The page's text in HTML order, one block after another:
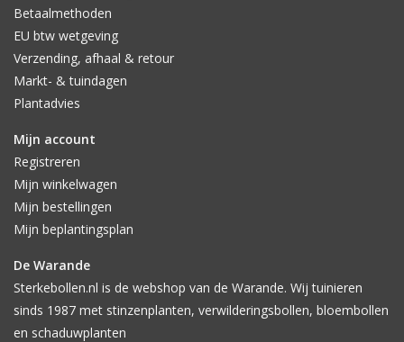
Betaalmethoden
EU btw wetgeving
Verzending, afhaal & retour
Markt- & tuindagen
Plantadvies
Mijn account
Registreren
Mijn winkelwagen
Mijn bestellingen
Mijn beplantingsplan
De Warande
Sterkebollen.nl is de webshop van de Warande. Wij tuinieren
sinds 1987 met stinzenplanten, verwilderingsbollen, bloembollen
en schaduwplanten